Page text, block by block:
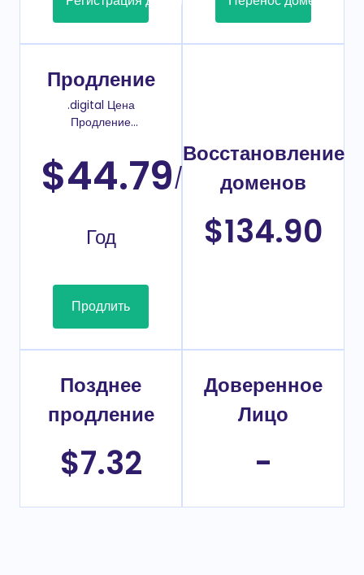
Продление
.digital Цена
Продление
$44.79/
Год
Продлить
Восстановление
доменов
$134.90
Позднее
продление
$7.32
Доверенное
Лицо
-